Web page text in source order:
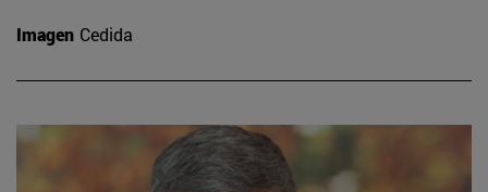
Imagen Cedida